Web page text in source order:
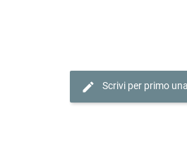
edit Scrivi per primo